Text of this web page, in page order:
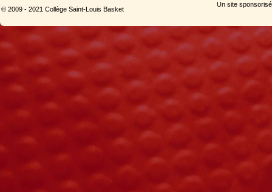
© 2009 - 2021 Collège Saint-Louis Basket
Un site